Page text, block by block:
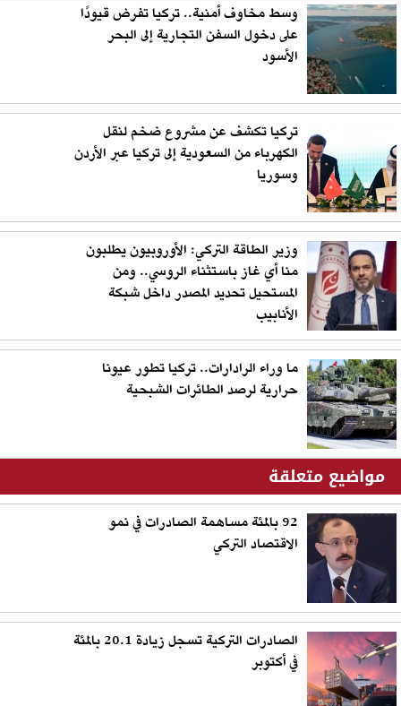
وسط مخاوف أمنية.. تركيا تفرض قيودًا
على دخول السفن التجارية إلى البحر
الأسود
تركيا تكشف عن مشروع ضخم لنقل
الكهرباء من السعودية إلى تركيا عبر الأردن
وسوريا
وزير الطاقة التركي: الأوروبيون يطلبون
منا أي غاز باستثناء الروسي.. ومن
المستحيل تحديد المصدر داخل شبكة
الأنابيب
ما وراء الرادارات.. تركيا تطور عيونا
حرارية لرصد الطائرات الشبحية
مواضيع متعلقة
92 بالمئة مساهمة الصادرات في نمو
الاقتصاد التركي
الصادرات التركية تسجل زيادة 20.1 بالمئة
في أكتوبر